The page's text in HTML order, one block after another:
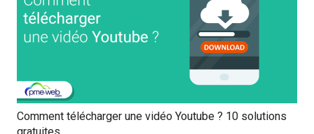
Comment télécharger une vidéo Youtube ? 10 solutions